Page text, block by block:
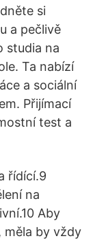
si
a pečlivě
studia na
Ta nabízí
a sociální
Přijímací
test a
řídící.9
na
Aby
měla by vždy